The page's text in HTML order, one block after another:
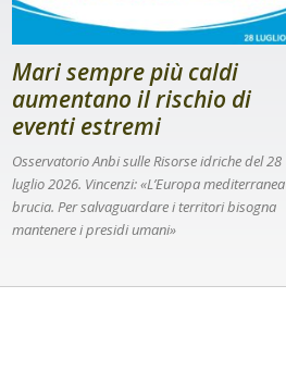
Mari sempre più caldi
aumentano il rischio di
eventi estremi
Osservatorio Anbi sulle Risorse idriche del 28
luglio 2026. Vincenzi: «L’Europa mediterranea
brucia. Per salvaguardare i territori bisogna
mantenere i presidi umani»